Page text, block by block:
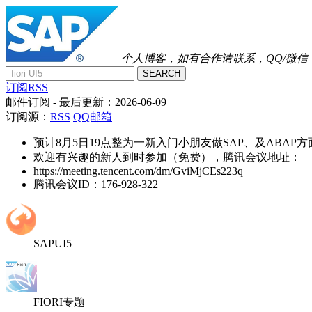
个人博客，如有合作请联系，QQ/微信
SEARCH
订阅RSS
邮件订阅 - 最后更新： 2026-06-09
订阅源： RSS QQ邮箱
预计8月5日19点整为一新入门小朋友做SAP、及ABAP方
欢迎有兴趣的新人到时参加（免费），腾讯会议地址：
https://meeting.tencent.com/dm/GviMjCEs223q
腾讯会议ID：176-928-322
SAPUI5
FIORI专题